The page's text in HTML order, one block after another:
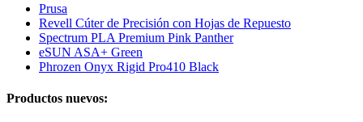
Prusa
Revell Cúter de Precisión con Hojas de Repuesto
Spectrum PLA Premium Pink Panther
eSUN ASA+ Green
Phrozen Onyx Rigid Pro410 Black
Productos nuevos: